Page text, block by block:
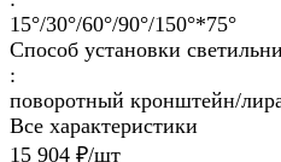
15°/30°/60°/90°/150°*75°
Способ установки
:
поворотный кронштейн/
Все характеристики
15 904 ₽/шт